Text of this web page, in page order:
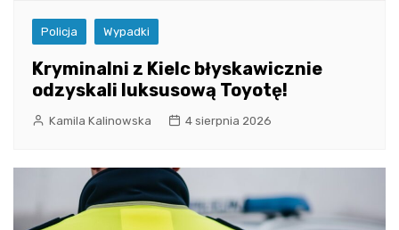
Policja Wypadki
Kryminalni z Kielc błyskawicznie
odzyskali luksusową Toyotę!
Kamila Kalinowska 4 sierpnia 2026